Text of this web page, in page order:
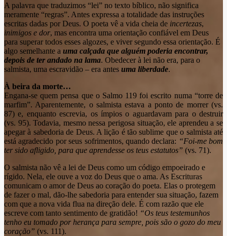
A palavra que traduzimos “lei” no texto bíblico, não significa
meramente “regras”. Antes expressa a totalidade das instruções
escritas dadas por Deus. O poeta vê a vida cheia de incertezas,
inimigos e dor, mas encontra uma orientação confiável em Deus
para superar todos esses algozes, e viver segundo essa orientação. É
algo semelhante a uma calçada que alguém poderia encontrar,
depois de ter andado na lama. Obedecer à lei não era, para o
salmista, uma escravidão – era antes uma liberdade.
À beira da morte…
Engana-se quem pensa que o Salmo 119 foi escrito numa “torre de
marfim”. Aparentemente, o salmista estava a ponto de morrer (vs.
87) e, enquanto escrevia, os ímpios o aguardavam para o destruir
(vs. 95). Todavia, mesmo nessa perigosa situação, ele aprendeu a se
apegar à sabedoria de Deus. A lição é tão sublime que o salmista até
está agradecido por seus sofrimentos, quando declara: “Foi-me bom
ter sido afligido, para que aprendesse os teus estatutos” (vs. 71).
O salmista não vê a lei de Deus como um código empoeirado e
rígido. Nela, ele ouve a voz do Deus que o ama. As Escrituras
comunicam o amor de Deus ao coração do poeta. Elas o protegem
de fazer o mal, dão-lhe sabedoria para entender sua situação, fazem
com que a nova vida flua na direção dele. É com razão que ele
escreve com tanto sentimento de gratidão! “Os teus testemunhos
tenho eu tomado por herança para sempre, pois são o gozo do meu
coração” (vs. 111).